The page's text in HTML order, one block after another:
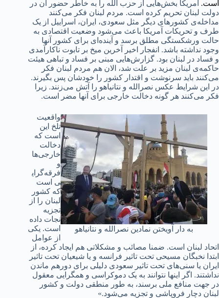
است. آمریکا بخش‌‌هایی از حزب الله را به خاطر حضور آن در
دولت لبنان تحریم کرده است. مردم لبنان فکر می‌کنند
مداخله‌ی کشورهای دیگر مثل سعودی، ایران، اسراییل از یک
طرف و تحریکات آمریکا باعث می‌شود وضعیت اقتصادی به
حالت ورشکستگی مطلق برسد و آینده‌ای برای کشور آنها
وجود نداشته باشد. انفجار اخیر آخرین میخ بر تابوت ناکارآمدی
و فساد در لبنان بود. گزارش‌هایی مبنی بر فساد و تباهی هیئت
حاکمه‌ی لبنان مزید بر علت شد، الان هم مردم لبنان فکر
می‌کنند باید سرنوشت و اقتدار کشور را خودشان پس بگیرند.
در این شرایط عکس نصرالله و نتانیاهو را آتش می‌زنند. زیرا
فکر می‌کنند هر گونه دخالت خارجی برای آنها مضر است.
به دار آویختن نمادین نصرالله و نتانیاهو
واقعیت
تلخ این
است که
دخالت
خارجی‌ها
و
فرقه‌گرای
ی است
که کشور
لبنان را از
تجزیه
نجات داده
است. یکی
از عوامل
اتحاد لبنان است. ضمنا مصائب و مشکلاتی هم ایجاد کرده، از
ابتدا نخبگان مسیحی تحت تاثیر فرانسه و یا شیعیان تحت تاثیر
ایران یا سنی‌‌های تحت تاثیر سعودی دلیلی برای دورهم ماندن
نداشتند. اگر اینها نتوانند به یک دموکراسی و همگرایی معقول
در جهت منافع ملی برسند، به طور منطقی دولت و کشور
لبنان دچار فروپاشی و تجزیه می‌شود.»